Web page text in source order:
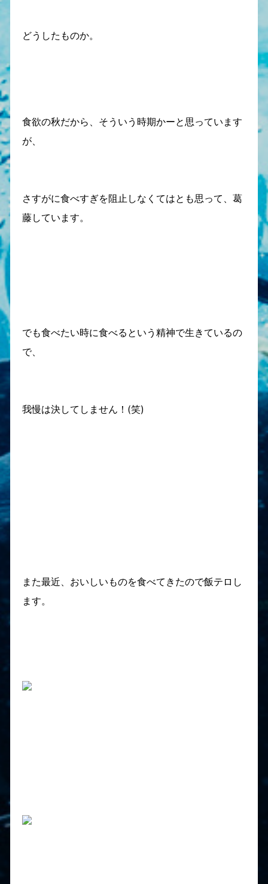
どうしたものか。
食欲の秋だから、そういう時期かーと思っています
が、
さすがに食べすぎを阻止しなくてはとも思って、葛
藤しています。
でも食べたい時に食べるという精神で生きているの
で、
我慢は決してしません！(笑)
また最近、おいしいものを食べてきたので飯テロし
ます。